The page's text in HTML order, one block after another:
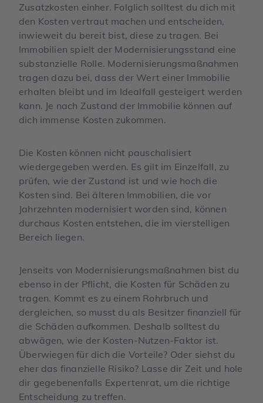
Zusatzkosten einher. Folglich solltest du dich mit
den Kosten vertraut machen und entscheiden,
inwieweit du bereit bist, diese zu tragen. Bei
Immobilien spielt der Modernisierungsstand eine
substanzielle Rolle. Modernisierungsmaßnahmen
tragen dazu bei, dass der Wert einer Immobilie
erhalten bleibt und im Idealfall gesteigert werden
kann. Je nach Zustand der Immobilie können auf
dich immense Kosten zukommen.
Die Kosten können nicht pauschalisiert
wiedergegeben werden. Es gilt im Einzelfall, zu
prüfen, wie der Zustand ist und wie hoch die
Kosten sind. Bei älteren Immobilien, die vor
Jahrzehnten modernisiert worden sind, können
durchaus Kosten entstehen, die im vierstelligen
Bereich liegen.
Jenseits von Modernisierungsmaßnahmen bist du
ebenso in der Pflicht, die Kosten für Schäden zu
tragen. Kommt es zu einem Rohrbruch und
dergleichen, so musst du als Besitzer finanziell für
die Schäden aufkommen. Deshalb solltest du
abwägen, wie der Kosten-Nutzen-Faktor ist.
Überwiegen für dich die Vorteile? Oder siehst du
eher das finanzielle Risiko? Lasse dir Zeit und hole
dir gegebenenfalls Expertenrat, um die richtige
Entscheidung zu treffen.